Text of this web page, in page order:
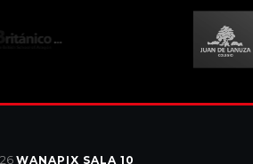
WANAPIX SALA 10